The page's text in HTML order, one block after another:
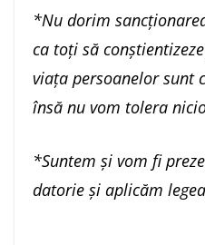
*Nu dorim
ca toți să
viața persoanelor sunt
însă nu vom tolera
*Suntem şi vom fi
datorie şi aplicăm